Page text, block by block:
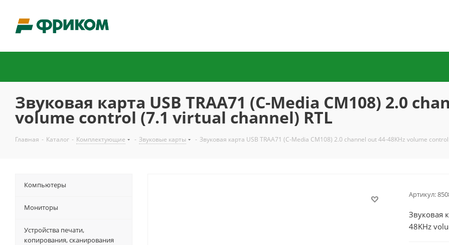
Звуковая карта USB TRAA71 (C-Media CM108) 2.0
volume control (7.1 virtual channel) RTL
Главная - Каталог - Комплектующие - Звуковые карты - Звуковая карта USB TRAA71 (C-Media CM108) 2.0 channel out 44-48KHz volume
Артикул:
Звуковая
48KHz
Компьютеры
Мониторы
Устройства печати,
копирования, сканирования